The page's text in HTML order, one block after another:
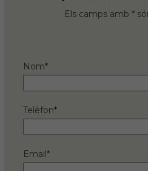
Els camps amb *
Nom*
Telèfon*
Email*